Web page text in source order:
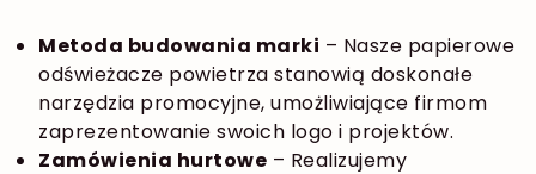
Metoda budowania marki – Nasze papierowe
odświeżacze powietrza stanowią doskonałe
narzędzia promocyjne, umożliwiające firmom
zaprezentowanie swoich logo i projektów.
Zamówienia hurtowe – Realizujemy